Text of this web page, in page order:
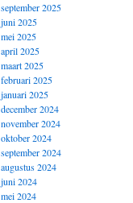
september 2025
juni 2025
mei 2025
april 2025
maart 2025
februari 2025
januari 2025
december 2024
november 2024
oktober 2024
september 2024
augustus 2024
juni 2024
mei 2024